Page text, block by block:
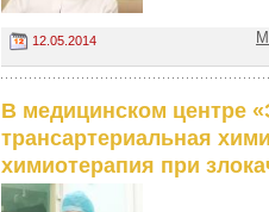
12.05.2014
В медицинском центре
трансартериальная
химиотерапия при